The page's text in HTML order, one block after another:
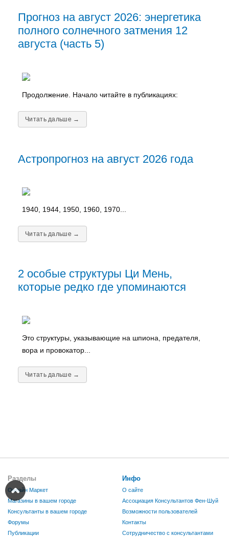
Прогноз на август 2026: энергетика
полного солнечного затмения 12
августа (часть 5)
Продолжение. Начало читайте в публикациях:
Читать дальше →
Астропрогноз на август 2026 года
1940, 1944, 1950, 1960, 1970...
Читать дальше →
2 особые структуры Ци Мень,
которые редко где упоминаются
Это структуры, указывающие на шпиона, предателя,
вора и провокатор...
Читать дальше →
Разделы
Онлайн Маркет
Магазины в вашем городе
Консультанты в вашем городе
Форумы
Публикации
Инфо
О сайте
Ассоциация Консультантов Фен-Шуй
Возможности пользователей
Контакты
Сотрудничество с консультантами